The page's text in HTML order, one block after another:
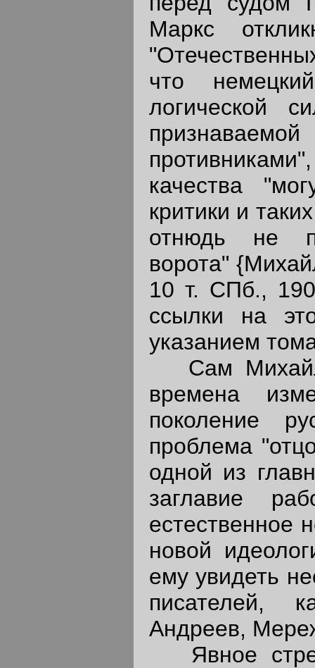
Маркс
что
логической
качества
критики и
отнюдь не
ворота"
10 т. СПб.,
ссылки на
указанием
Сам
времена
поколение
проблема
одной из
заглавие
естественное
новой
ему увидеть
писателей,
Андреев,
Явное